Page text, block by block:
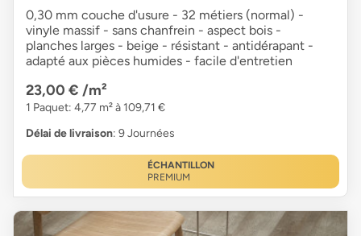
0,30 mm couche d'usure - 32 métiers (normal) -
vinyle massif - sans chanfrein - aspect bois -
planches larges - beige - résistant - antidérapant -
adapté aux pièces humides - facile d'entretien
23,00 € /m²
1 Paquet: 4,77 m² à 109,71 €
Délai de livraison: 9 Journées
ÉCHANTILLON
PREMIUM